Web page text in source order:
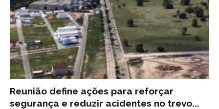
Reunião define ações para reforçar
segurança e reduzir acidentes no trevo...